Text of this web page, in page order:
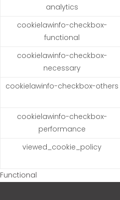
analytics
cookielawinfo-checkbox-
functional
cookielawinfo-checkbox-
necessary
cookielawinfo-checkbox-others
cookielawinfo-checkbox-
performance
viewed_cookie_policy
Functional